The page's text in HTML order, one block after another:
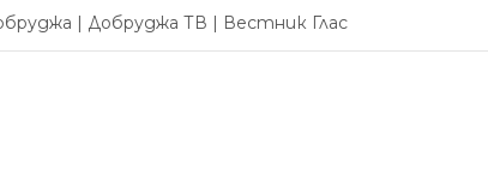
| Добруджа ТВ | Вестник Глас